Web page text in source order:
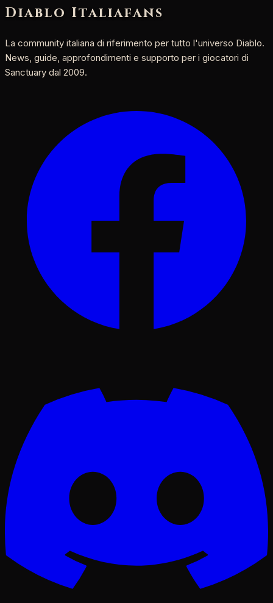
Diablo Italiafans
La community italiana di riferimento per tutto l'universo Diablo.
News, guide, approfondimenti e supporto per i giocatori di
Sanctuary dal 2009.